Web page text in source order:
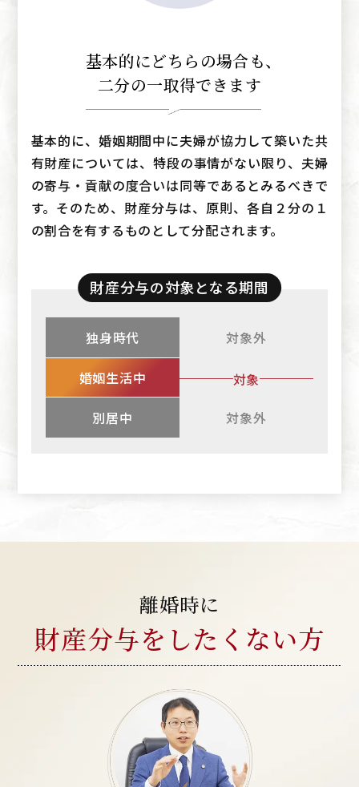
基本的にどちらの場合も、
二分の一取得できます
基本的に、婚姻期間中に夫婦が協力して築いた共
有財産については、特段の事情がない限り、夫婦
の寄与・貢献の度合いは同等であるとみるべきで
す。そのため、財産分与は、原則、各自２分の１
の割合を有するものとして分配されます。
財産分与の対象となる期間
独身時代 対象外
婚姻生活中
対象
別居中
対象外
離婚時に
財産分与を したくない方